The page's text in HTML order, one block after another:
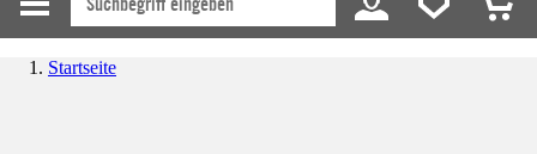
Startseite